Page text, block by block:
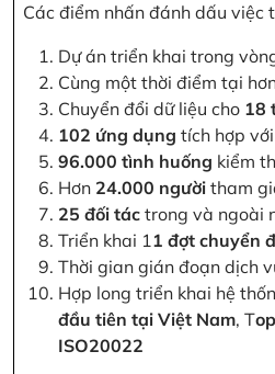
Các điểm nhấn đánh dấu việc
Dự án triển khai trong
Cùng một thời điểm tại
Chuyển đổi dữ liệu cho 18
102 ứng dụng tích hợp
96.000 tình huống kiểm
Hơn 24.000 người tham
25 đối tác trong và ngoài
Triển khai 11 đợt chuyển
Thời gian gián đoạn dịch
Hợp long triển khai hệ
đầu tiên tại Việt Nam, T
ISO20022